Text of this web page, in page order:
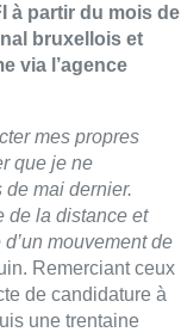
à partir du mois de
bruxellois et
via l’agence
mes propres
que je ne
mai dernier.
de la distance et
mouvement de
Remerciant ceux
de candidature à
une trentaine